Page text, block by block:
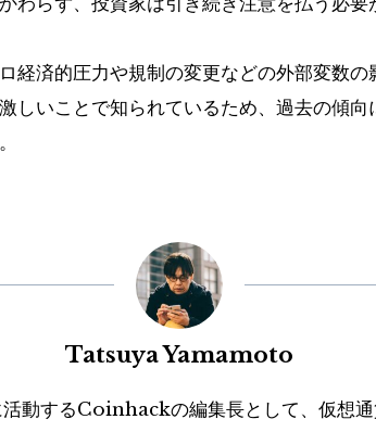
経済的圧力や規制の変更などの外部変数の
しいことで知られているため、過去の傾
Tatsuya Yamamoto
動するCoinhackの編集長として、仮想通